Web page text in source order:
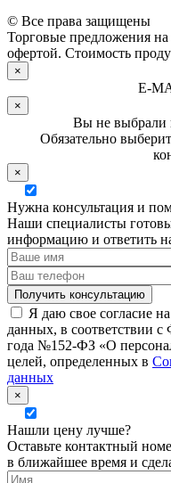
© Все права защищены
Торговые предложения
офертой. Стоимость
×
E-
×
Вы не выбрали
Обязательно
×
Нужна консультация и
Наши специалисты
информацию и ответить
Я даю свое согласие
данных, в соответствии
года №152-ФЗ «О
целей, определенных в
данных
×
Нашли цену лучше?
Оставьте контактный
в ближайшее время и